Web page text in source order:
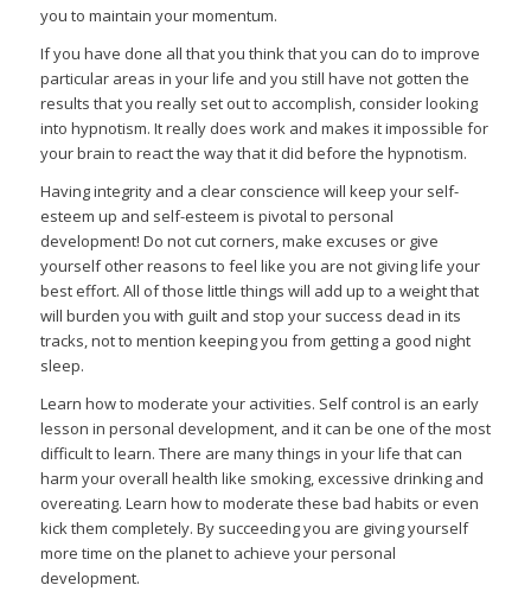
you to maintain your momentum.
If you have done all that you think that you can do to improve
particular areas in your life and you still have not gotten the
results that you really set out to accomplish, consider looking
into hypnotism. It really does work and makes it impossible for
your brain to react the way that it did before the hypnotism.
Having integrity and a clear conscience will keep your self-
esteem up and self-esteem is pivotal to personal
development! Do not cut corners, make excuses or give
yourself other reasons to feel like you are not giving life your
best effort. All of those little things will add up to a weight that
will burden you with guilt and stop your success dead in its
tracks, not to mention keeping you from getting a good night
sleep.
Learn how to moderate your activities. Self control is an early
lesson in personal development, and it can be one of the most
difficult to learn. There are many things in your life that can
harm your overall health like smoking, excessive drinking and
overeating. Learn how to moderate these bad habits or even
kick them completely. By succeeding you are giving yourself
more time on the planet to achieve your personal
development.